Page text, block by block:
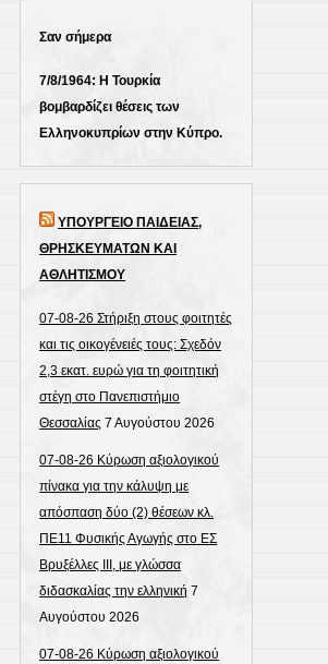
Σαν σήμερα
7/8/1964: Η Τουρκία
βομβαρδίζει θέσεις των
Ελληνοκυπρίων στην Κύπρο.
ΥΠΟΥΡΓΕΙΟ ΠΑΙΔΕΙΑΣ,
ΘΡΗΣΚΕΥΜΑΤΩΝ ΚΑΙ
ΑΘΛΗΤΙΣΜΟΥ
07-08-26 Στήριξη στους φοιτητές
και τις οικογένειές τους: Σχεδόν
2,3 εκατ. ευρώ για τη φοιτητική
στέγη στο Πανεπιστήμιο
Θεσσαλίας 7 Αυγούστου 2026
07-08-26 Κύρωση αξιολογικού
πίνακα για την κάλυψη με
απόσπαση δύο (2) θέσεων κλ.
ΠΕ11 Φυσικής Αγωγής στο ΕΣ
Βρυξέλλες ΙΙΙ, με γλώσσα
διδασκαλίας την ελληνική 7
Αυγούστου 2026
07-08-26 Κύρωση αξιολογικού